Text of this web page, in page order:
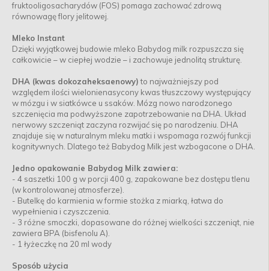
fruktooligosacharydów (FOS) pomaga zachować zdrową
równowagę flory jelitowej.
Mleko Instant
Dzięki wyjątkowej budowie mleko Babydog milk rozpuszcza się
całkowicie – w ciepłej wodzie – i zachowuje jednolitą strukturę.
DHA (kwas dokozaheksaenowy)to najważniejszy pod
względem ilości wielonienasycony kwas tłuszczowy występujący
w mózgu i w siatkówce u ssaków. Mózg nowo narodzonego
szczenięcia ma podwyższone zapotrzebowanie na DHA. Układ
nerwowy szczeniąt zaczyna rozwijać się po narodzeniu. DHA
znajduje się w naturalnym mleku matki i wspomaga rozwój funkcji
kognitywnych. Dlatego też Babydog Milk jest wzbogacone o DHA.
Jedno opakowanie Babydog Milk zawiera:
- 4 saszetki 100 g w porcji 400 g, zapakowane bez dostępu tlenu
(w kontrolowanej atmosferze).
- Butelkę do karmienia w formie stożka z miarką, łatwa do
wypełnienia i czyszczenia.
- 3 różne smoczki, dopasowane do różnej wielkości szczeniąt, nie
zawiera BPA (bisfenolu A).
- 1 łyżeczkę na 20 ml wody
Sposób użycia